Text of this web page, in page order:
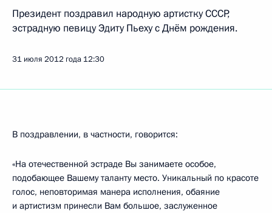
Президент поздравил народную артистку СССР,
эстрадную певицу Эдиту Пьеху с Днём рождения.
31 июля 2012 года 12:30
В поздравлении, в частности, говорится:
«На отечественной эстраде Вы занимаете особое,
подобающее Вашему таланту место. Уникальный по красоте
голос, неповторимая манера исполнения, обаяние
и артистизм принесли Вам большое, заслуженное